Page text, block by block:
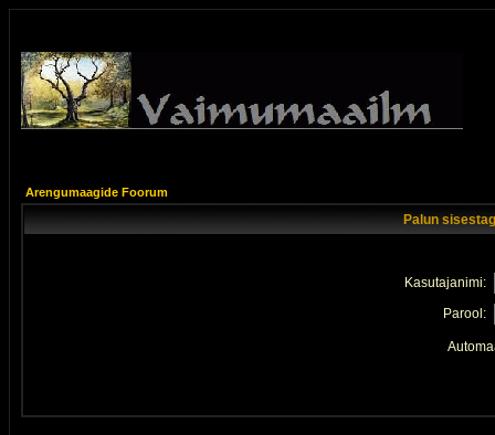
Arengumaagide Foorum
Palun
Kasutajanimi:
Parool: